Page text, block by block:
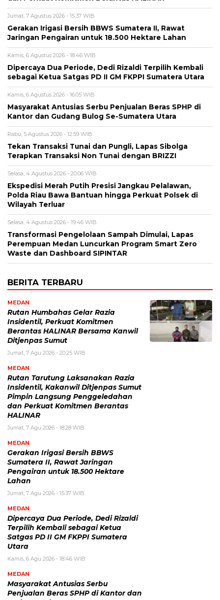
Jumat, 7 Agustus 2026 - 15:37 WIB
Gerakan Irigasi Bersih BBWS Sumatera II, Rawat
Jaringan Pengairan untuk 18.500 Hektare Lahan
Kamis, 6 Agustus 2026 - 18:46 WIB
Dipercaya Dua Periode, Dedi Rizaldi Terpilih Kembali
sebagai Ketua Satgas PD II GM FKPPI Sumatera Utara
Kamis, 6 Agustus 2026 - 16:05 WIB
Masyarakat Antusias Serbu Penjualan Beras SPHP di
Kantor dan Gudang Bulog Se-Sumatera Utara
Rabu, 5 Agustus 2026 - 12:59 WIB
Tekan Transaksi Tunai dan Pungli, Lapas Sibolga
Terapkan Transaksi Non Tunai dengan BRIZZI
Selasa, 4 Agustus 2026 - 20:06 WIB
Ekspedisi Merah Putih Presisi Jangkau Pelalawan,
Polda Riau Bawa Bantuan hingga Perkuat Polsek di
Wilayah Terluar
Selasa, 4 Agustus 2026 - 19:46 WIB
Transformasi Pengelolaan Sampah Dimulai, Lapas
Perempuan Medan Luncurkan Program Smart Zero
Waste dan Dashboard SIPINTAR
BERITA TERBARU
MEDAN
Rutan Humbahas Gelar Razia
Insidentil, Perkuat Komitmen
Berantas HALINAR Bersama Kanwil
Ditjenpas Sumut
Jumat, 7 Agu 2026 - 20:25 WIB
MEDAN
Rutan Tarutung Laksanakan Razia
Insidentil, Kakanwil Ditjenpas Sumut
Pimpin Langsung Penggeledahan
dan Perkuat Komitmen Berantas
HALINAR
Jumat, 7 Agu 2026 - 18:28 WIB
MEDAN
Gerakan Irigasi Bersih BBWS
Sumatera II, Rawat Jaringan
Pengairan untuk 18.500 Hektare
Lahan
Jumat, 7 Agu 2026 - 15:37 WIB
MEDAN
Dipercaya Dua Periode, Dedi Rizaldi
Terpilih Kembali sebagai Ketua
Satgas PD II GM FKPPI Sumatera
Utara
Kamis, 6 Agu 2026 - 18:46 WIB
MEDAN
Masyarakat Antusias Serbu
Penjualan Beras SPHP di Kantor dan